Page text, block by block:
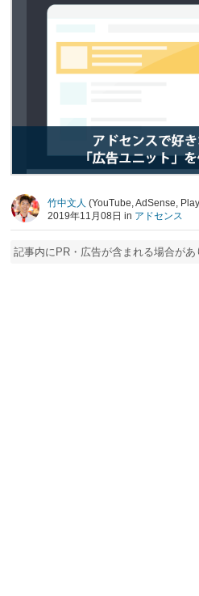
竹中文人 (YouTube, AdSense,
2019年11月08日 in アドセンス
記事内にPR・広告が含まれる場合があ